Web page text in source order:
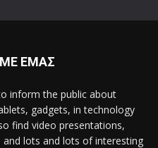
ΜΕ ΕΜΑΣ
inform the public about
gadgets, in technology
find video presentations,
lots and lots of interesting